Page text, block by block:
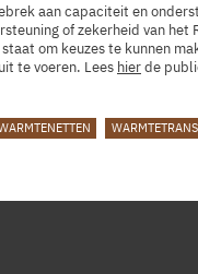
aan capaciteit en
of zekerheid van het
om keuzes te kunnen
te voeren. Lees hierde